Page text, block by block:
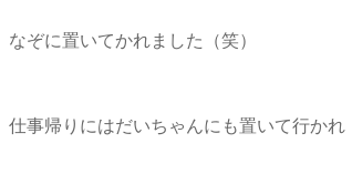
なぞに置いてかれました（笑）
仕事帰りにはだいちゃんにも置いて行かれ